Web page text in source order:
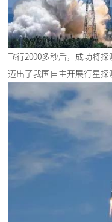
飞行2000多秒后，成功将
迈出了我国自主开展行星探